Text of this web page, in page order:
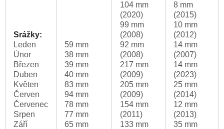
Srážky:
Leden
Únor
Březen
Duben
Květen
Červen
Červenec
Srpen
Září
59 mm
38 mm
39 mm
40 mm
83 mm
94 mm
78 mm
77 mm
65 mm
104 mm
(2020)
99 mm
(2008)
92 mm
(2008)
217 mm
(2009)
205 mm
(2009)
154 mm
(2011)
133 mm
8 mm
(2015)
10 mm
(2012)
14 mm
(2007)
14 mm
(2023)
25 mm
(2014)
12 mm
(2013)
35 mm